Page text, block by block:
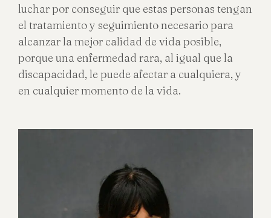
luchar por conseguir que estas personas tengan
el tratamiento y seguimiento necesario para
alcanzar la mejor calidad de vida posible,
porque una enfermedad rara, al igual que la
discapacidad, le puede afectar a cualquiera, y
en cualquier momento de la vida.